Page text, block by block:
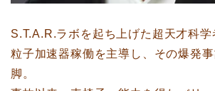
S.T.A.R.ラボを起ち上げた超天才科学
粒子加速器稼働を主導し、その爆発
脚。